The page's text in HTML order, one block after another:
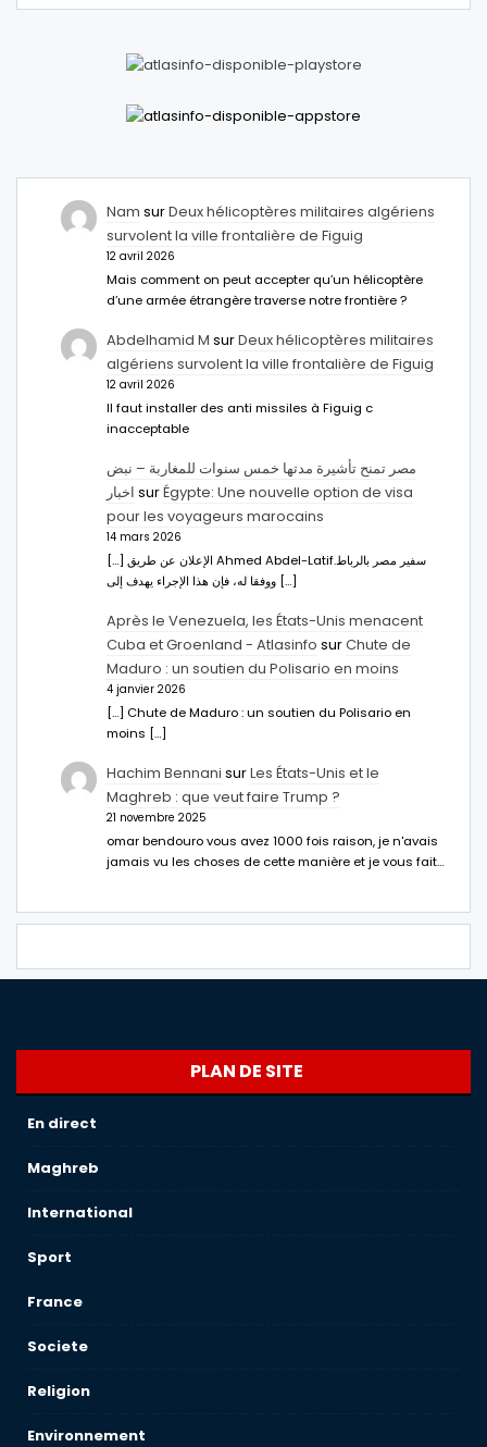
Nam surDeux hélicoptères militaires algériens
survolent la ville frontalière de Figuig
12 avril 2026
Mais comment on peut accepter qu’un hélicoptère
d’une armée étrangère traverse notre frontière ?
Abdelhamid M surDeux hélicoptères militaires
algériens survolent la ville frontalière de Figuig
12 avril 2026
Il faut installer des anti missiles à Figuig c
inacceptable
مصر تمنح تأشيرة مدتها خمس سنوات للمغاربة – نبض
اخبار surÉgypte: Une nouvelle option de visa
pour les voyageurs marocains
14 mars 2026
[…] الإعلان عن طريق Ahmed Abdel-Latifسفير مصر بالرباط.
ووفقا له، فإن هذا الإجراء يهدف إلى […]
Après le Venezuela, les États-Unis menacent
Cuba et Groenland - Atlasinfo surChute de
Maduro : un soutien du Polisario en moins
4 janvier 2026
[…] Chute de Maduro : un soutien du Polisario en
moins […]
Hachim Bennani surLes États-Unis et le
Maghreb : que veut faire Trump ?
21 novembre 2025
omar bendouro vous avez 1000 fois raison, je n'avais
jamais vu les choses de cette manière et je vous fait…
PLAN DE SITE
En direct
Maghreb
International
Sport
France
Societe
Religion
Environnement